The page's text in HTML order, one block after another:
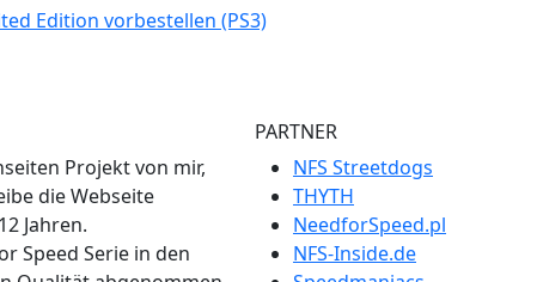
Edition vorbestellen (PS3)
Projekt von mir,
die Webseite
Jahren.
Speed Serie in den
PARTNER
NFS Streetdogs
THYTH
NeedforSpeed.pl
NFS-Inside.de